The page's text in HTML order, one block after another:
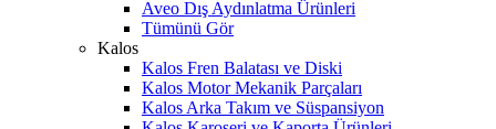
Aveo Dış Aydınlatma Ürünleri
Tümünü Gör
Kalos
Kalos Fren Balatası ve Diski
Kalos Motor Mekanik Parçaları
Kalos Arka Takım ve Süspansiyon